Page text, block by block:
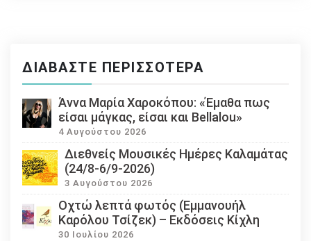
ΔΙΑΒΆΣΤΕ ΠΕΡΙΣΣΌΤΕΡΑ
Άννα Μαρία Χαροκόπου: «Έμαθα πως
είσαι μάγκας, είσαι και Bellalou»
4 Αυγούστου 2026
Διεθνείς Μουσικές Ημέρες Καλαμάτας
(24/8-6/9-2026)
3 Αυγούστου 2026
Οχτώ λεπτά φωτός (Εμμανουήλ
Καρόλου Τσίζεκ) – Εκδόσεις Κίχλη
30 Ιουλίου 2026